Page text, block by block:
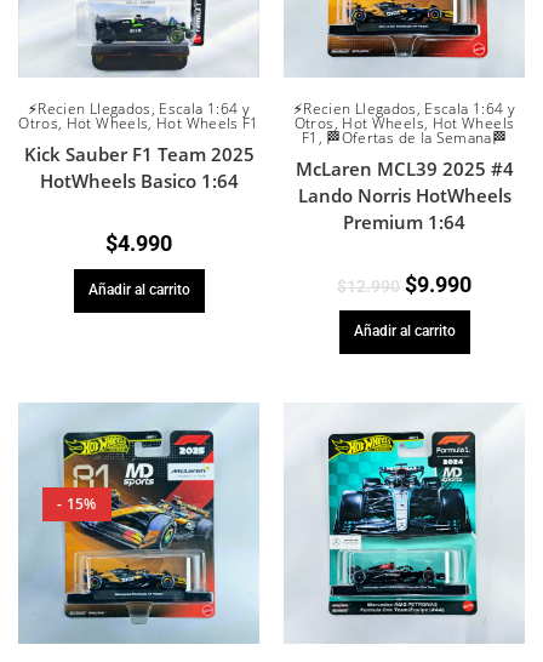
⚡Recien Llegados, Escala 1:64 y
Otros, Hot Wheels, Hot Wheels F1
Kick Sauber F1 Team 2025
HotWheels Basico 1:64
$4.990
Añadir al carrito
⚡Recien Llegados, Escala 1:64 y
Otros, Hot Wheels, Hot Wheels
F1 , 🏁Ofertas de la Semana🏁
McLaren MCL39 2025 #4
Lando Norris HotWheels
Premium 1:64
$12.990 $9.990
Añadir al carrito
- 15%